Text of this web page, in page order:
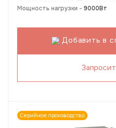
Мощность нагрузки - 9000Вт
Добавить в
Серийное производство